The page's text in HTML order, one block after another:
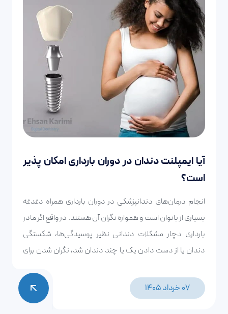
آیا ایمپلنت دندان در دوران بارداری امکان‌ پذیر
است؟
انجام درمان‌های دندانپزشکی در دوران بارداری همراه دغدغه
بسیاری از بانوان است و همواره نگران آن هستند. در واقع اگر مادر
بارداری دچار مشکلات دندانی نظیر پوسیدگی‌ها، شکستگی
دندان یا از دست دادن یک یا چند دندان شد، نگران شدن برای
حساسی است و این سوال که آیا ایمپلنت دندان در دوران بارداری
امکان پذیر است؟ برای بانوان بسیار اهمیت دارد.
07 خرداد 1405